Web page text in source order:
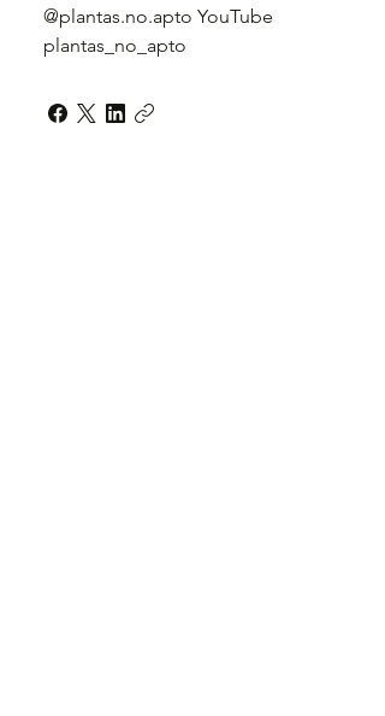
@plantas.no.apto YouTube
plantas_no_apto